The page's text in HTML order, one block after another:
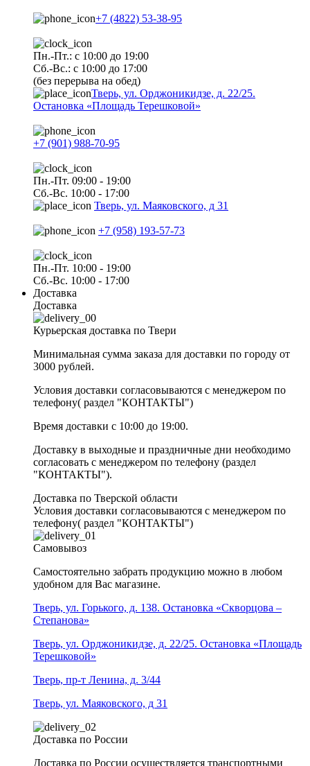
+7 (4822) 53-38-95
Пн.-Пт.: с 10:00 до 19:00
Сб.-Вс.: с 10:00 до 17:00
(без перерыва на обед)
Тверь, ул. Орджоникидзе, д. 22/25.
Остановка «Площадь Терешковой»
+7 (901) 988-70-95
Пн.-Пт. 09:00 - 19:00
Сб.-Вс. 10:00 - 17:00
Тверь, ул. Маяковского, д 31
+7 (958) 193-57-73
Пн.-Пт. 10:00 - 19:00
Сб.-Вс. 10:00 - 17:00
Доставка
Доставка
Курьерская доставка по Твери
Минимальная сумма заказа для доставки по городу от
3000 рублей.
Условия доставки согласовываются с менеджером по
телефону( раздел "КОНТАКТЫ")
Время доставки с 10:00 до 19:00.
Доставку в выходные и праздничные дни необходимо
согласовать с менеджером по телефону (раздел
"КОНТАКТЫ").
Доставка по Тверской области
Условия доставки согласовываются с менеджером по
телефону( раздел "КОНТАКТЫ")
Самовывоз
Самостоятельно забрать продукцию можно в любом
удобном для Вас магазине.
Тверь, ул. Горького, д. 138. Остановка «Скворцова –
Степанова»
Тверь, ул. Орджоникидзе, д. 22/25. Остановка «Площадь
Терешковой»
Тверь, пр-т Ленина, д. 3/44
Тверь, ул. Маяковского, д 31
Доставка по России
Доставка по России осуществляется транспортными